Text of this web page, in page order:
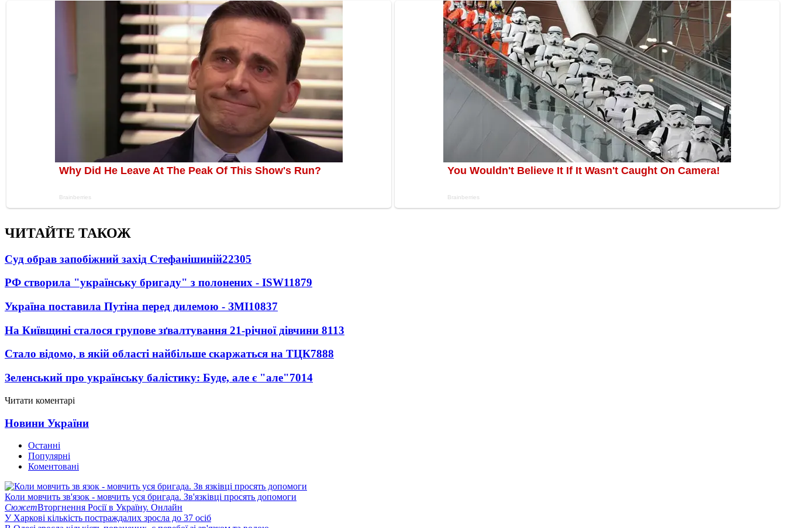
ЧИТАЙТЕ ТАКОЖ
Суд обрав запобіжний захід Стефанішиній22305
РФ створила "українську бригаду" з полонених - ISW11879
Україна поставила Путіна перед дилемою - ЗМІ10837
На Київщині сталося групове зґвалтування 21-річної дівчини 8113
Стало відомо, в якій області найбільше скаржаться на ТЦК7888
Зеленський про українську балістику: Буде, але є "але"7014
Читати коментарі
Новини України
Останні
Популярні
Коментовані
Коли мовчить зв'язок - мовчить уся бригада. Зв'язківці просять допомоги
СюжетВторгнення Росії в Україну. Онлайн
У Харкові кількість постраждалих зросла до 37 осіб